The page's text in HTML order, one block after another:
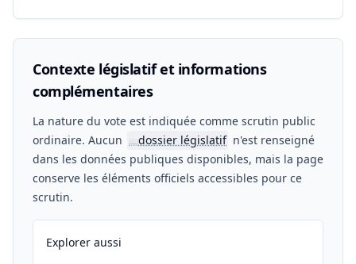
Contexte législatif et informations
complémentaires
La nature du vote est indiquée comme scrutin public
ordinaire. Aucun
📖dossier législatif n'est renseigné
dans les données publiques disponibles, mais la page
conserve les éléments officiels accessibles pour ce
scrutin.
Explorer aussi